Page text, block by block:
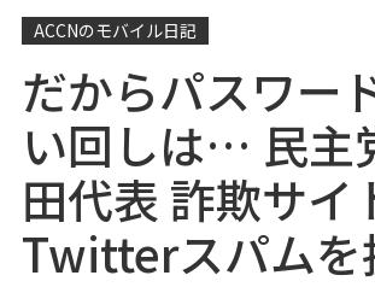
ACCNのモバイル日記
だからパスワー
い回しは… 民主
田代表 詐欺サイ
Twitterスパムを